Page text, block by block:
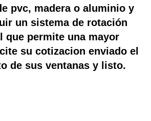
pvc, madera o aluminio y
un sistema de rotación
que permite una mayor
su cotizacion enviado el
de sus ventanas y listo.